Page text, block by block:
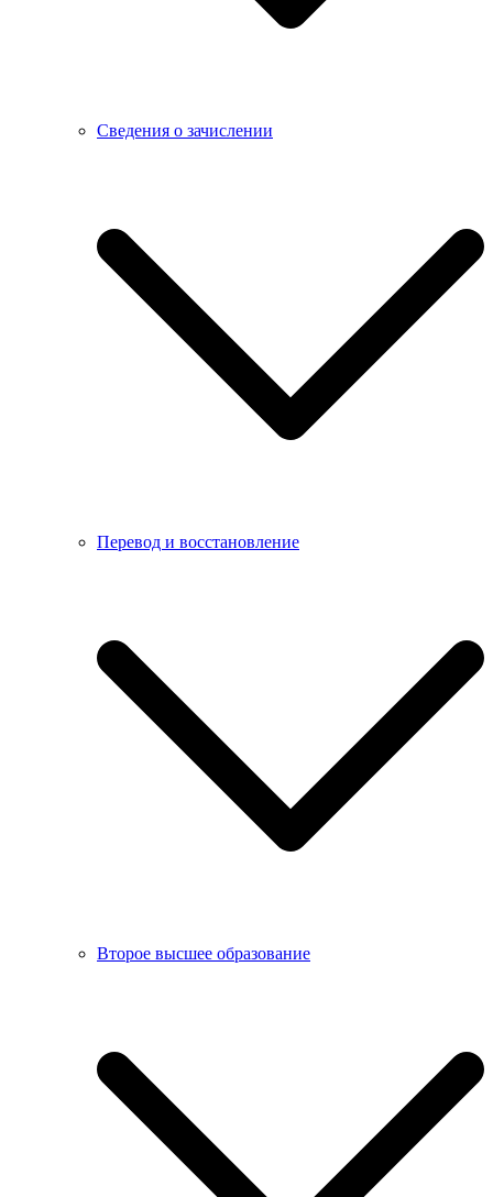
Сведения о зачислении
Перевод и восстановление
Второе высшее образование